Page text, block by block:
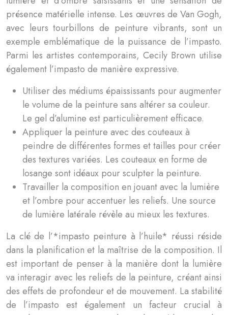
présence matérielle intense. Les œuvres de Van Gogh,
avec leurs tourbillons de peinture vibrants, sont un
exemple emblématique de la puissance de l’impasto.
Parmi les artistes contemporains, Cecily Brown utilise
également l’impasto de manière expressive.
Utiliser des médiums épaississants pour augmenter
le volume de la peinture sans altérer sa couleur.
Le gel d’alumine est particulièrement efficace.
Appliquer la peinture avec des couteaux à
peindre de différentes formes et tailles pour créer
des textures variées. Les couteaux en forme de
losange sont idéaux pour sculpter la peinture.
Travailler la composition en jouant avec la lumière
et l’ombre pour accentuer les reliefs. Une source
de lumière latérale révèle au mieux les textures.
La clé de l’*impasto peinture à l’huile* réussi réside
dans la planification et la maîtrise de la composition. Il
est important de penser à la manière dont la lumière
va interagir avec les reliefs de la peinture, créant ainsi
des effets de profondeur et de mouvement. La stabilité
de l’impasto est également un facteur crucial à